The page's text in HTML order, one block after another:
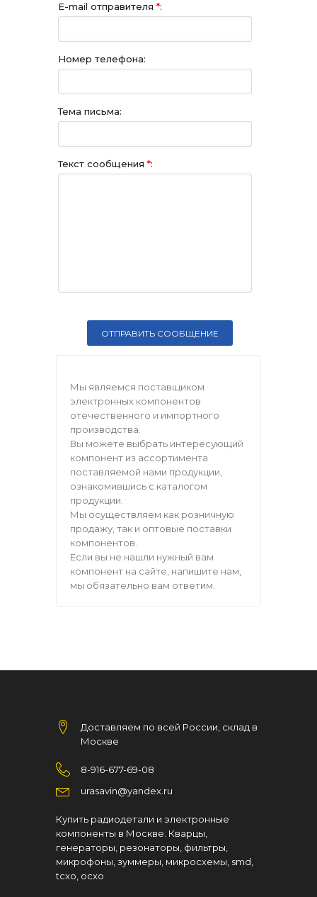
E-mail отправителя *:
Номер телефона:
Тема письма:
Текст сообщения *:
Мы являемся поставщиком
электронных компонентов
отечественного и импортного
производства.
Вы можете выбрать интересующий
компонент из ассортимента
поставляемой нами продукции,
ознакомившись с каталогом
продукции.
Мы осуществляем как розничную
продажу, так и оптовые поставки
компонентов.
Если вы не нашли нужный вам
компонент на сайте, напишите нам,
мы обязательно вам ответим.
Доставляем по всей России, склад в
Москве
8-916-677-69-08
urasavin@yandex.ru
Купить радиодетали и электронные
компоненты в Москве. Кварцы,
генераторы, резонаторы, фильтры,
микрофоны, зуммеры, микросхемы, smd,
tcxo, ocxo